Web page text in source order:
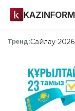
KAZINFORM
Тренд:Сайлау-2026